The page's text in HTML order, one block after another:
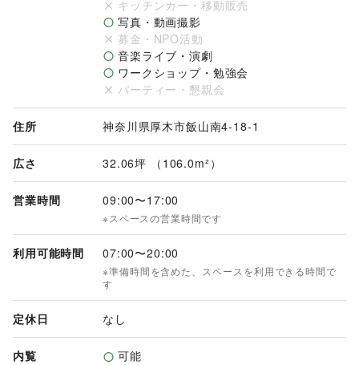
キッチンカー・移動販売
写真・動画撮影
募金・NPO活動
音楽ライブ・演劇
ワークショップ・勉強会
パーティー・懇親会
住所 神奈川県厚木市飯山南4-18-1
広さ 32.06坪 （106.0m²）
営業時間 09:00〜17:00
※スペースの営業時間です
利用可能時間 07:00〜20:00
※準備時間を含めた、スペースを利用できる時間で
す
定休日 なし
内覧 可能